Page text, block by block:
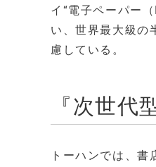
イ“電子ペーパー
い、世界最大級の
慮している。
『次世代
トーハンでは、